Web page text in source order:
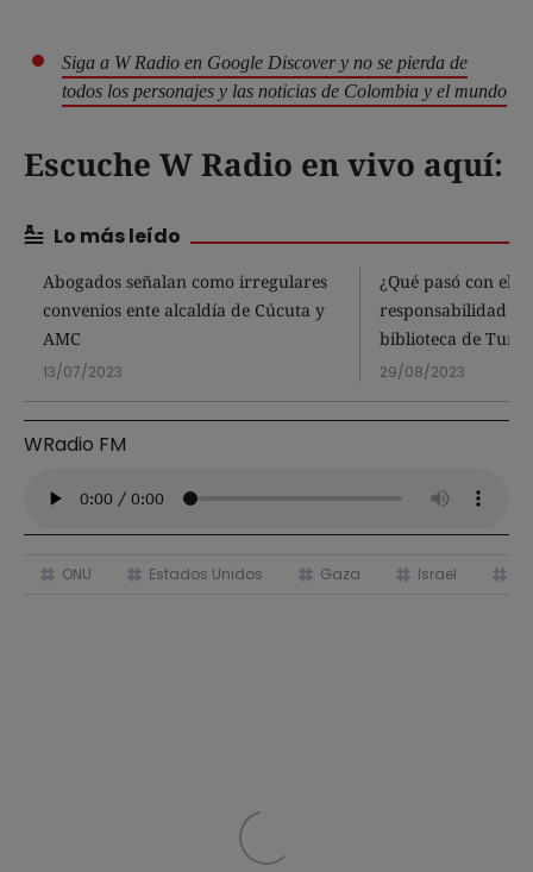
Siga a W Radio en Google Discover y no se pierda de
todos los personajes y las noticias de Colombia y el mundo
Escuche W Radio en vivo aquí:
Lo más leído
Abogados señalan como irregulares
convenios ente alcaldía de Cúcuta y
AMC
13/07/2023
¿Qué pasó con el
responsabilidad
biblioteca de
29/08/2023
WRadio FM
ONU Estados Unidos Gaza Israel